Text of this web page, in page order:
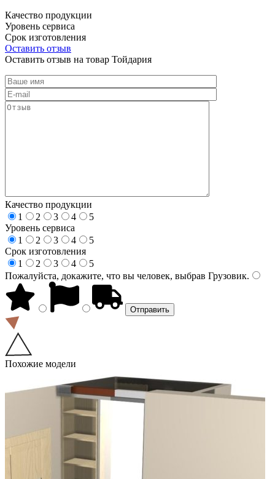
Качество продукции
Уровень сервиса
Срок изготовления
Оставить отзыв
Оставить отзыв на товар Тойдария
Качество продукции
1
2 3 4
5
Уровень сервиса
1
2 3 4
5
Срок изготовления
1
2 3 4
5
Пожалуйста, докажите, что вы человек, выбрав Грузовик.
Похожие модели